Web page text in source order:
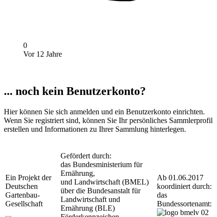
0
Vor 12 Jahre
... noch kein Benutzerkonto?
Hier können Sie sich anmelden und ein Benutzerkonto einrichten.
Wenn Sie registriert sind, können Sie Ihr persönliches Sammlerprofil
erstellen und Informationen zu Ihrer Sammlung hinterlegen.
Ein Projekt der
Deutschen
Gartenbau-
Gesellschaft
Gefördert durch:
das Bundesministerium für
Ernährung,
und Landwirtschaft (BMEL)
über die Bundesanstalt für
Landwirtschaft und
Ernährung (BLE)
Ab 01.06.2017
koordiniert durch:
das
Bundessortenamt: